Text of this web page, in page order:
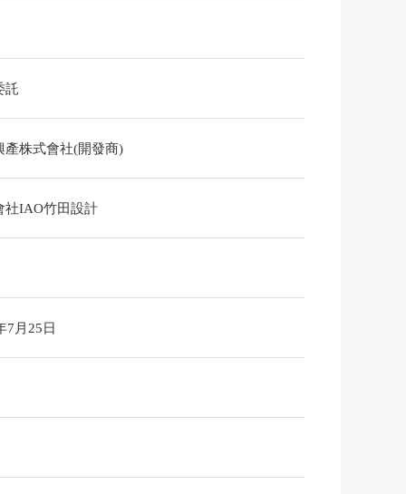
託
產株式會社(開發商)
社IAO竹田設計
7月25日